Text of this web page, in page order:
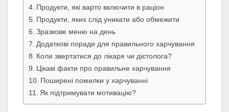
Продукти, які варто включити в раціон
Продукти, яких слід уникати або обмежити
Зразкове меню на день
Додаткові поради для правильного харчування
Коли звертатися до лікаря чи дієтолога?
Цікаві факти про правильне харчування
Поширені помилки у харчуванні
Як підтримувати мотивацію?